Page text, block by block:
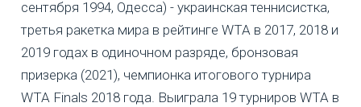
сентября 1994, Одесса) - украинская теннисистка,
третья ракетка мира в рейтинге WTA в 2017, 2018 и
2019 годах в одиночном разряде, бронзовая
призерка (2021), чемпионка итогового турнира
WTA Finals 2018 года. Выиграла 19 турниров WTA в